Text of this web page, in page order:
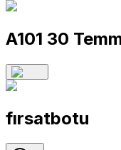
A101 30
fırsatbotu